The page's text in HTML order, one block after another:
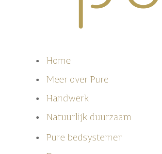
Home
Meer over Pure
Handwerk
Natuurlijk duurzaam
Pure bedsystemen